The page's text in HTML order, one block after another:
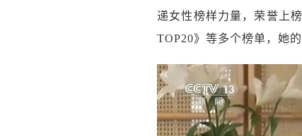
递女性榜样力量，荣誉上
TOP20》等多个榜单，她